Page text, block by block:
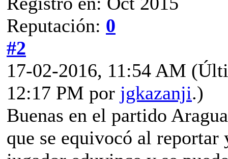
Reputación: 0
#2
17-02-2016, 11:54 AM
12:17 PM por jgkazanji.)
Buenas en el partido
que se equivocó al